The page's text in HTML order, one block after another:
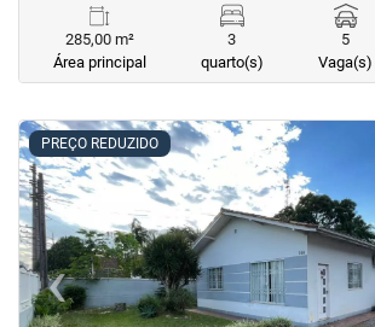
285,00 m²
Área principal
3
quarto(s)
5
Vaga(s)
PREÇO REDUZIDO
<<<<
‹Previous